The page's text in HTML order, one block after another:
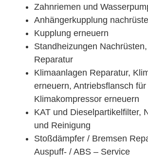
Zahnriemen und
Anhängerkupplung
Kupplung erneuern
Standheizungen
Reparatur
Klimaanlagen Reparatur,
erneuern, Antriebsflansch für
Klimakompressor erneuern
KAT und Dieselpartikelfilter,
und Reinigung
Stoßdämpfer / Bremsen
Auspuff- / ABS – Service